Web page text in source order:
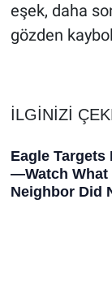
eşek, daha
gözden